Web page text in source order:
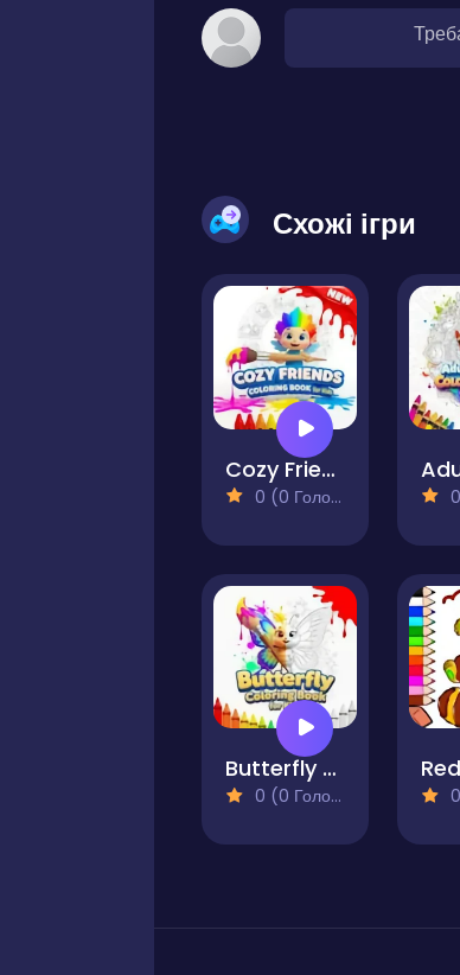
Схожі ігри
Cozy Friends Coloring Book for Kids
0 (0 Голосів)
Butterfly Coloring Book for Kids
0 (0 Голосів)